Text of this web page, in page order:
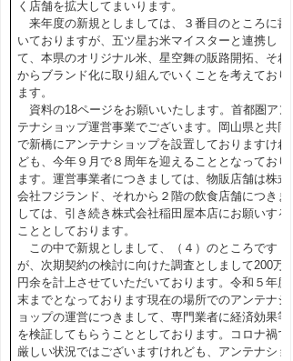
く店舗を拡大してまいります。
来年度の新規としましては、３番目のところに書
いておりますが、五ツ星お米マイスターと連携し
て、本県のオリジナル米、星空舞の販路開拓、それ
からブランド化に取り組んでいくことを考えており
ます。
資料の18ページをお願いいたします。首都圏アン
テナショップ運営事業でございます。岡山県と共同
で新橋にアンテナショップを設置しておりますけれ
ども、今年９月で８周年を迎えることとなっており
ます。運営事業者につきましては、物販店舗は株式
会社フジランド、それから２階の飲食店舗につきま
しては、引き続き株式会社稲田屋本店にお願いする
こととしております。
この中で新規としまして、（４）のところです
が、次期契約の検討に向けた調査としまして200万
円余を計上させていただいております。令和５年度
末までとなっております現在の場所でのアンテナシ
ョップの運営につきまして、専門業者に経済効果等
を検証してもらうこととしております。コロナ禍で
厳しい状況ではございますけれども、アンテナショ